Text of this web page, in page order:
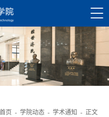
首页 - 学院动态- 学术通知 - 正文